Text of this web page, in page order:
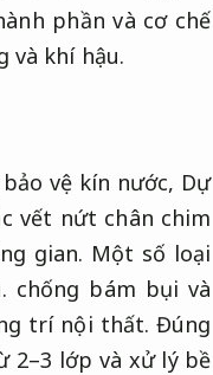
phần và cơ chế
và khí hậu.
vệ kín nước, Dự
vết nứt chân chim
gian. Một số loại
chống bám bụi và
trí nội thất. Đúng
2–3 lớp và xử lý bề